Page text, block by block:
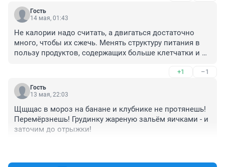
Гость
14 мая, 01:43
Не калории надо считать, а двигаться достаточно
много, чтобы их сжечь. Менять структуру питания в
пользу продуктов, содержащих больше клетчатки и
Формировать здоровые привычки, одна из которых -
не есть, когда не хочется. Ну и знать, безусловно, как
устроено и работает энергообеспечение организма,
+1 –1
Гость
13 мая, 22:03
Щщщас в мороз на банане и клубнике не протянешь!
Перемёрзнешь! Грудинку жареную зальём яичками - и
заточим до отрыжки!